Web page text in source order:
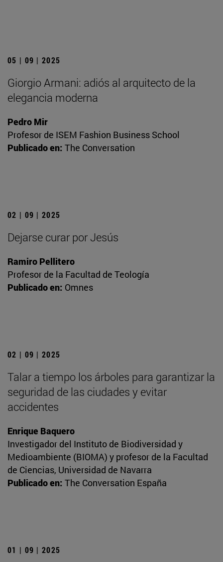
05 | 09 | 2025
Giorgio Armani: adiós al arquitecto de la
elegancia moderna
Pedro Mir
Profesor de ISEM Fashion Business School
Publicado en: The Conversation
02 | 09 | 2025
Dejarse curar por Jesús
Ramiro Pellitero
Profesor de la Facultad de Teología
Publicado en: Omnes
02 | 09 | 2025
Talar a tiempo los árboles para garantizar la
seguridad de las ciudades y evitar
accidentes
Enrique Baquero
Investigador del Instituto de Biodiversidad y
Medioambiente (BIOMA) y profesor de la Facultad
de Ciencias, Universidad de Navarra
Publicado en: The Conversation España
01 | 09 | 2025